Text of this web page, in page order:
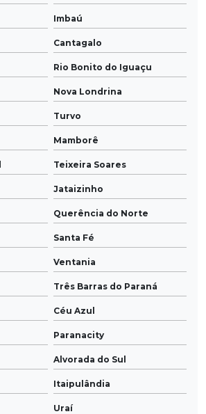
Imbaú
Cantagalo
Rio Bonito do Iguaçu
Nova Londrina
Turvo
Mamborê
Teixeira Soares
Jataizinho
Querência do Norte
Santa Fé
Ventania
Três Barras do Paraná
Céu Azul
Paranacity
Alvorada do Sul
Itaipulândia
Uraí